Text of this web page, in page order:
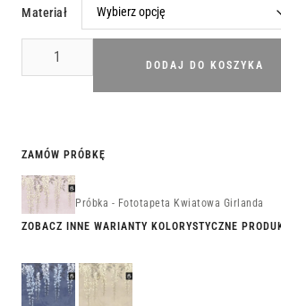
Materiał
DODAJ DO KOSZYKA
ZAMÓW PRÓBKĘ
Próbka - Fototapeta Kwiatowa Girlanda
Fototapeta
Granatowa
Kwiatowa
Girlanda
Fototapeta
Beżowa
Kwiatowa
Girlanda
ZOBACZ INNE WARIANTY KOLORYSTYCZNE